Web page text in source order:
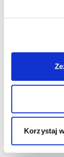
Korzystaj